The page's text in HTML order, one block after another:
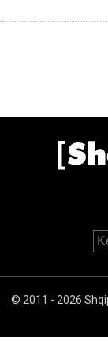
© 2011 - 2026